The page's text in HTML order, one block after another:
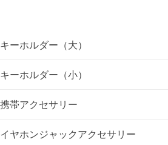
ゲ
ー
シ
ョ
キーホルダー（大）
キーホルダー（小）
携帯アクセサリー
イヤホンジャックアクセサリー